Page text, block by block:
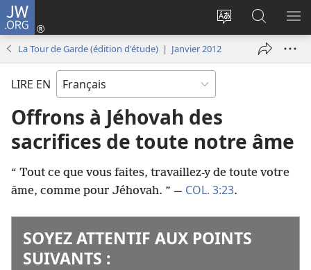
JW.ORG
Changer
langue
Se
connecter
nouvelle
sur
JW.ORG
La Tour de Garde (édition d'étude) | Janvier 2012
LIRE EN
Offrons à Jéhovah des
sacrifices de toute notre âme
“ Tout ce que vous faites, travaillez-​y de toute votre
âme, comme pour Jéhovah. ” — COL. 3:23.
SOYEZ ATTENTIF AUX POINTS
SUIVANTS :